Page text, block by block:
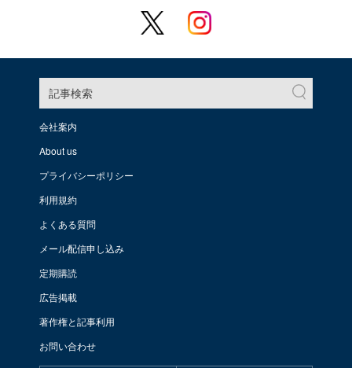
記事検索
会社案内
About us
プライバシーポリシー
利用規約
よくある質問
メール配信申し込み
定期購読
広告掲載
著作権と記事利用
お問い合わせ